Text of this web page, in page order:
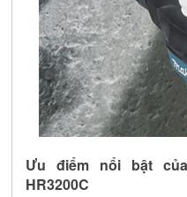
Ưu điểm nổi bật
HR3200C